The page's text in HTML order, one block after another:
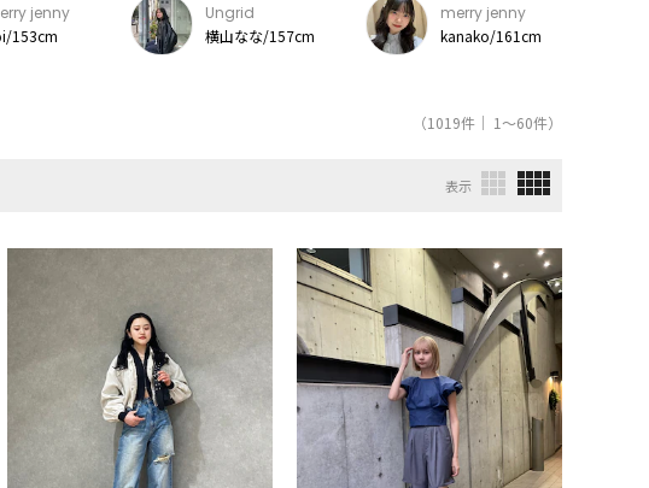
jenny
153cm
Ungrid
横山なな/157cm
merry jenny
kanako/161cm
（1019件｜ 1～60件）
表示